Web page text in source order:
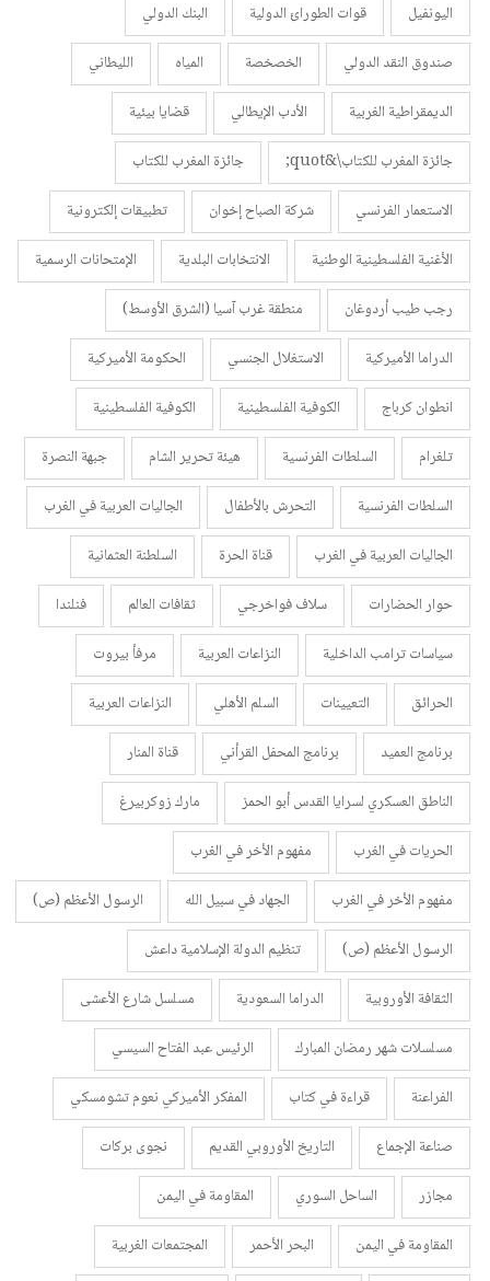
اليونفيل
قوات الطورائ الدولية
البنك الدولي
صندوق النقد الدولي
الخصخصة المياه
الليطاني
الديمقراطية الغربية
الأدب الإيطالي
قضايا بيئية
جائزة المغرب للكتاب\&quot;
جائزة المغرب للكتاب
الاستعمار الفرنسي
شركة الصباح إخوان
تطبيقات إلكترونية
الأغنية الفلسطينية الوطنية
الانتخابات البلدية
الإمتحانات الرسمية
رجب طيب أردوغان
منطقة غرب آسيا (الشرق الأوسط)
الدراما الأميركية
الاستغلال الجنسي
الحكومة الأميركية
انطوان كرباج
الكوفية الفلسطينية
الكوفية الفلسطينية
تلغرام
السلطات الفرنسية هيئة تحرير الشام
جبهة النصرة
السلطات الفرنسية
التحرش بالأطفال
الجاليات العربية في الغرب
الجاليات العربية في الغرب
قناة الحرة
السلطنة العثمانية
حوار الحضارات
سلاف فواخرجي ثقافات العالم
فنلندا
سياسات ترامب الداخلية
النزاعات العربية
مرفأ بيروت
الحرائق
التعيينات السلم الأهلي
النزاعات العربية
برنامج العميد
برنامج المحفل القرأني
قناة المنار
الناطق العسكري لسرايا القدس أبو الحمز
مارك زوكربيرغ
الحريات في الغرب
مفهوم الأخر في الغرب
مفهوم الأخر في الغرب
الجهاد في سبيل الله
الرسول الأعظم (ص)
الرسول الأعظم (ص)
تنظيم الدولة الإسلامية داعش
الثقافة الأوروبية
الدراما السعودية
مسلسل شارع الأعشى
مسلسلات شهر رمضان المبارك
الرئيس عبد الفتاح السيسي
الفراعنة
قراءة في كتاب
المفكر الأميركي نعوم تشومسكي
صناعة الإجماع
التاريخ الأوروبي القديم
نجوى بركات
مجازر
الساحل السوري
المقاومة في اليمن
المقاومة في اليمن
البحر الأحمر
المجتمعات الغربية